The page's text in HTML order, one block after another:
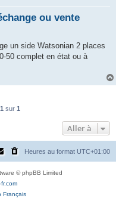
ou vente
un side Watsonian 2 places
50 complet en état ou à
1 sur 1
Aller à
Heures au format UTC+01:00
© phpBB Limited
Français